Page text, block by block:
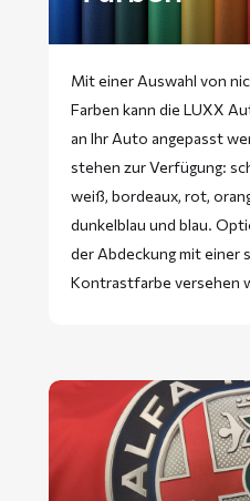
Mit einer Auswahl von
Farben kann die LUXX
an Ihr Auto angepasst
stehen zur Verfügung:
weiß, bordeaux, rot,
dunkelblau und blau.
der Abdeckung mit einer
Kontrastfarbe versehen